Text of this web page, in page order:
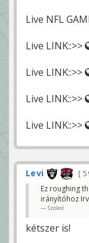
Live NFL
Live LINK::>>
Live LINK::>>
Live LINK::>>
Live LINK::>>
Levi
Ez roughing
irányítóhoz
Szokol
kétszer is!